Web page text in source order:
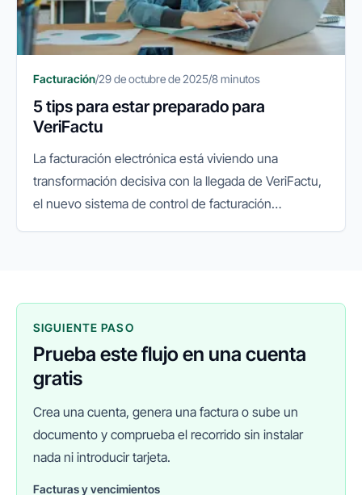
Facturación/29 de octubre de 2025/8 minutos
5 tips para estar preparado para
VeriFactu
La facturación electrónica está viviendo una
transformación decisiva con la llegada de VeriFactu,
el nuevo sistema de control de facturación
SIGUIENTE PASO
Prueba este flujo en una cuenta
gratis
Crea una cuenta, genera una factura o sube un
documento y comprueba el recorrido sin instalar
nada ni introducir tarjeta.
Facturas y vencimientos